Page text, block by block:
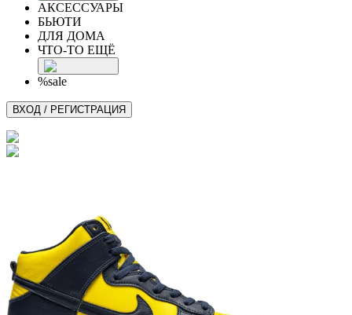
АКСЕССУАРЫ
БЬЮТИ
ДЛЯ ДОМА
ЧТО-ТО ЕЩЁ
%sale
ВХОД / РЕГИСТРАЦИЯ